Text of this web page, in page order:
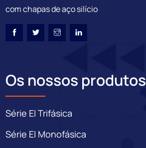
com chapas de aço silício
Os nossos produtos
Série EI Trifásica
Série EI Monofásica